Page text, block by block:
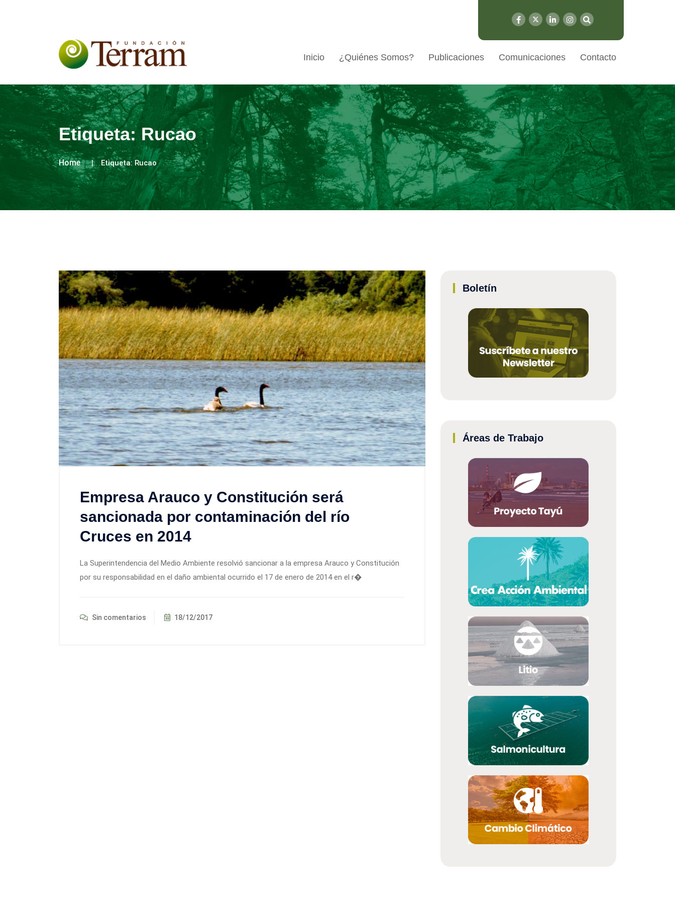
Inicio ¿Quiénes Somos? Publicaciones Comunicaciones Contacto
Etiqueta:Rucao
Home Etiqueta:Rucao
Empresa Arauco y Constitución será
sancionada por contaminación del río
Cruces en 2014
La Superintendencia del Medio Ambiente resolvió sancionar a la empresa Arauco y Constitución
por su responsabilidad en el daño ambiental ocurrido el 17 de enero de 2014 en el r�
Sin comentarios 18/12/2017
Boletín
Áreas de Trabajo